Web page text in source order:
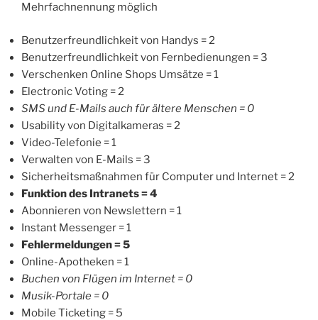
Mehrfachnennung möglich
Benutzerfreundlichkeit von Handys = 2
Benutzerfreundlichkeit von Fernbedienungen = 3
Verschenken Online Shops Umsätze = 1
Electronic Voting = 2
SMS und E-Mails auch für ältere Menschen = 0
Usability von Digitalkameras = 2
Video-Telefonie = 1
Verwalten von E-Mails = 3
Sicherheitsmaßnahmen für Computer und Internet = 2
Funktion des Intranets = 4
Abonnieren von Newslettern = 1
Instant Messenger = 1
Fehlermeldungen = 5
Online-Apotheken = 1
Buchen von Flügen im Internet = 0
Musik-Portale = 0
Mobile Ticketing = 5